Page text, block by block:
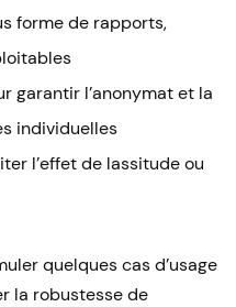
forme de rapports,
garantir l’anonymat et la
individuelles
l’effet de lassitude ou
quelques cas d’usage
la robustesse de